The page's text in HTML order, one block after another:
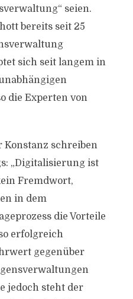
seien.
bereits seit 25
sich seit langem in
die Experten von
Konstanz schreiben
„Digitalisierung ist
Fremdwort,
in dem
die Vorteile
erfolgreich
gegenüber
jedoch steht der